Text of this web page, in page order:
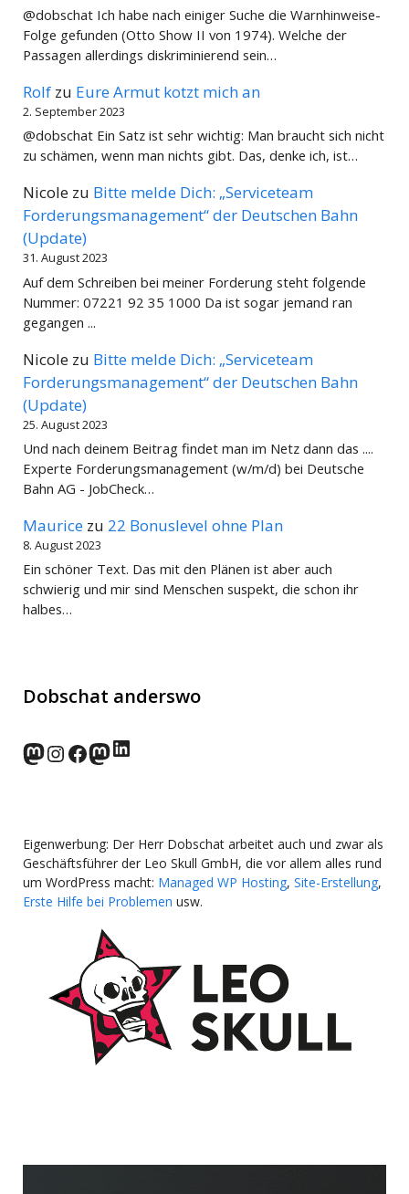
@dobschat Ich habe nach einiger Suche die Warnhinweise-
Folge gefunden (Otto Show II von 1974). Welche der
Passagen allerdings diskriminierend sein…
Rolf zu Eure Armut kotzt mich an
2. September 2023
@dobschat Ein Satz ist sehr wichtig: Man braucht sich nicht
zu schämen, wenn man nichts gibt. Das, denke ich, ist…
Nicole zu Bitte melde Dich: „Serviceteam
Forderungsmanagement“ der Deutschen Bahn
(Update)
31. August 2023
Auf dem Schreiben bei meiner Forderung steht folgende
Nummer: 07221 92 35 1000 Da ist sogar jemand ran
gegangen ...
Nicole zu Bitte melde Dich: „Serviceteam
Forderungsmanagement“ der Deutschen Bahn
(Update)
25. August 2023
Und nach deinem Beitrag findet man im Netz dann das ....
Experte Forderungsmanagement (w/m/d) bei Deutsche
Bahn AG - JobCheck…
Maurice zu 22 Bonuslevel ohne Plan
8. August 2023
Ein schöner Text. Das mit den Plänen ist aber auch
schwierig und mir sind Menschen suspekt, die schon ihr
halbes…
Dobschat anderswo
norden.social
Instagram
Facebook
wp-punks.social
LinkedIn
Eigenwerbung: Der Herr Dobschat arbeitet auch und zwar als
Geschäftsführer der Leo Skull GmbH, die vor allem alles rund
um WordPress macht: Managed WP Hosting, Site-Erstellung,
Erste Hilfe bei Problemen usw.